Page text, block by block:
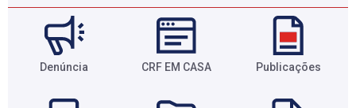
Denúncia CRF EM CASA Publicações